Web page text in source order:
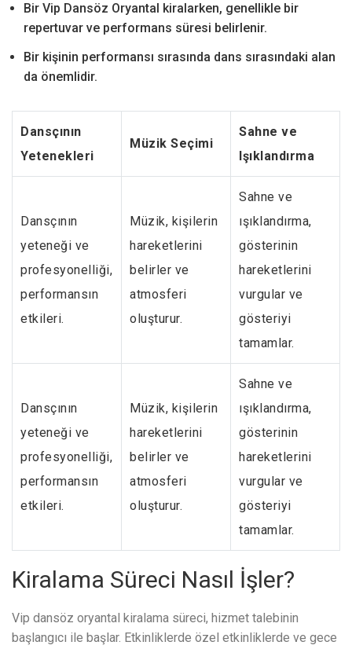
Bir Vip Dansöz Oryantal kiralarken, genellikle bir
repertuvar ve performans süresi belirlenir.
Bir kişinin performansı sırasında dans sırasındaki alan
da önemlidir.
Dansçının
Yetenekleri
Müzik Seçimi
Sahne ve
Işıklandırma
Dansçının
yeteneği ve
profesyonelliği,
performansın
etkileri.
Müzik, kişilerin
hareketlerini
belirler ve
atmosferi
oluşturur.
Sahne ve
ışıklandırma,
gösterinin
hareketlerini
vurgular ve
gösteriyi
tamamlar.
Dansçının
yeteneği ve
profesyonelliği,
performansın
etkileri.
Müzik, kişilerin
hareketlerini
belirler ve
atmosferi
oluşturur.
Sahne ve
ışıklandırma,
gösterinin
hareketlerini
vurgular ve
gösteriyi
tamamlar.
Kiralama Süreci Nasıl İşler?
Vip dansöz oryantal kiralama süreci, hizmet talebinin
başlangıcı ile başlar. Etkinliklerde özel etkinliklerde ve gece